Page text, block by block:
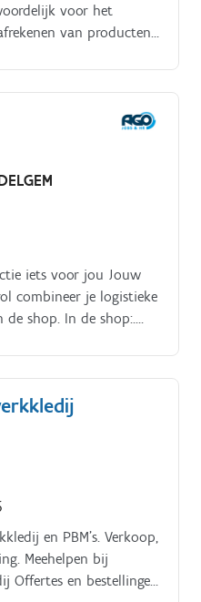
voor het
van producten
verzorgd uitziet en dat
Daarnaast help je bij het
het uitvoeren van
iets voor jou Jouw
combineer je logistieke
shop. In de shop:.
en PBM’s. Verkoop,
Meehelpen bij
Offertes en bestellingen